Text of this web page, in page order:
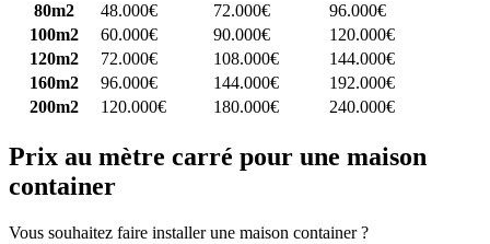
80m2
48.000€ 72.000€
96.000€
100m2
60.000€ 90.000€
120.000€
120m2
72.000€ 108.000€
144.000€
160m2
96.000€ 144.000€
192.000€
200m2
120.000€ 180.000€ 240.000€
Prix au mètre carré pour une maison
container
Vous souhaitez faire installer une maison container ?